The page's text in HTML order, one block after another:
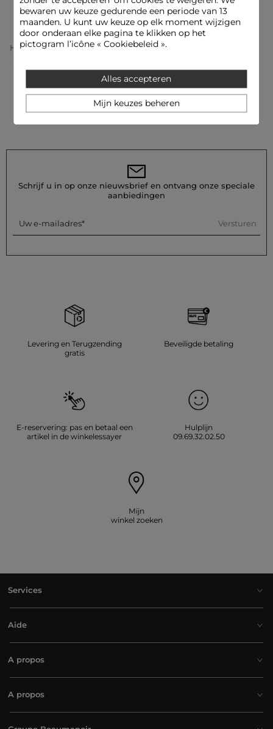
Look ideeën
De vloeiende jurk met stippen en pofmouwen wordt
gecombineerd met elegante slingback schoenen voor een
vrouwelijke en verfijnde uitstraling.
Deze korte jurk wordt gedragen met een gestructureerde tas
en sandalen met hakken, wat een gedurfd contrast creëert
tussen moderniteit en uitgesproken sensualiteit.
Was uw jurk op 30°C in een delicate cyclus om de vezels van
de stof te behouden. Strijken is mogelijk: doe dit op lage
temperatuur (maximaal 110°) en zonder stoom te gebruiken,
Jurken Korte jurken
Home Kleding Vrouw
Jurken Vrouw
Schrijf u in op onze nieuwsbrief en ontvang onze speciale
aanbiedingen
Uw e-mailadres Versturen
Levering en Terugzending
gratis
Beveiligde betaling
E-reservering: pas en betaal een
artikel in de winkelessayer
Hulplijn
09.69.32.02.50
Mijn
winkel zoeken
Services
Aide
A propos
A propos
bewaren uw keuze gedurende een periode van 13
maanden. U kunt uw keuze op elk moment wijzigen
door onderaan elke pagina te klikken op het
pictogram l’icône « Cookiebeleid ».
Alles accepteren
Mijn keuzes beheren